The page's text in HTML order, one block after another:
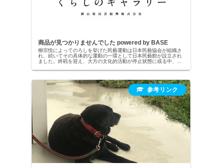
商品が見つかりませんでした powered by BASE
柳宗悦によってのろしを挙げた民藝運動は日本民藝協会が組織さ
れ、続いてその具体的な運動の一環として日本民藝館が設立され
ました。終戦を迎え、大方の文化的活動が停止状態に或る中、民
あったのが、終戦を機に、それまで培われていた各地方の細胞が